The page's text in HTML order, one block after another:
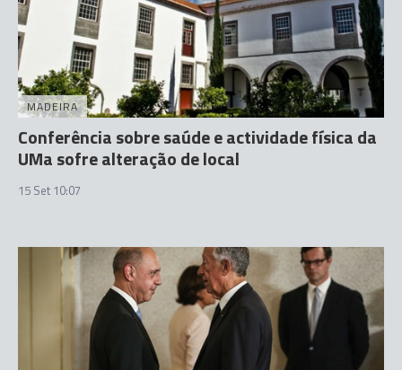
MADEIRA
Conferência sobre saúde e actividade física da
UMa sofre alteração de local
15 Set 10:07